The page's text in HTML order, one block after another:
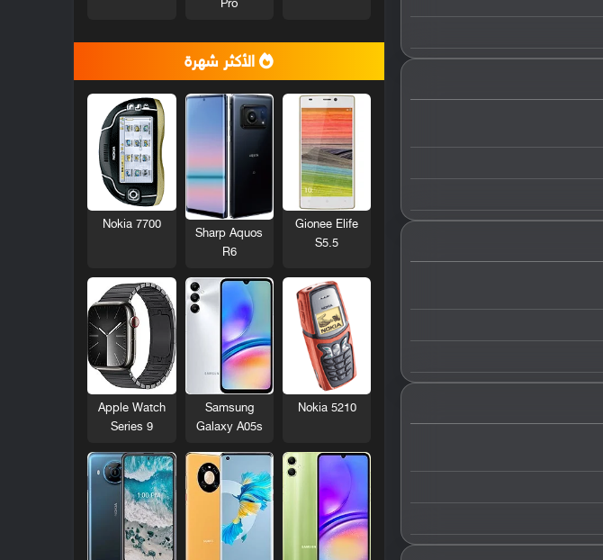
Pro
الأكثر شهرة
Gionee Elife
S5.5
Sharp Aquos
R6
Nokia 7700
Nokia 5210
Samsung
Galaxy A05s
Apple Watch
Series 9